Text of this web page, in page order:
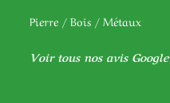
Pierre / Bois / Métaux
Voir tous nos avis Google